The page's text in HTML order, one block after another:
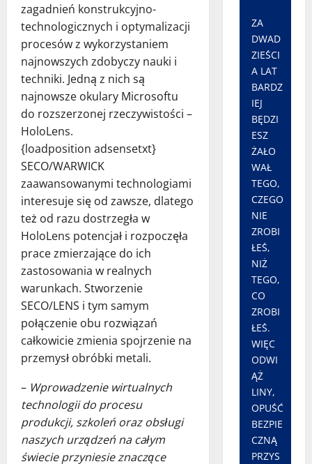
zagadnień konstrukcyjno-
technologicznych i optymalizacji
procesów z wykorzystaniem
najnowszych zdobyczy nauki i
techniki. Jedną z nich są
najnowsze okulary Microsoftu
do rozszerzonej rzeczywistości –
HoloLens.
{loadposition adsensetxt}
SECO/WARWICK
zaawansowanymi technologiami
interesuje się od zawsze, dlatego
też od razu dostrzegła w
HoloLens potencjał i rozpoczęła
prace zmierzające do ich
zastosowania w realnych
warunkach. Stworzenie
SECO/LENS i tym samym
połączenie obu rozwiązań
całkowicie zmienia spojrzenie na
przemysł obróbki metali.
– Wprowadzenie wirtualnych
technologii do procesu
produkcji, szkoleń oraz obsługi
naszych urządzeń na całym
świecie przyniesie znaczące
ZA
DWAD
ZIEŚCI
A LAT
BARDZ
IEJ
BĘDZI
ESZ
ŻAŁO
WAŁ
TEGO,
CZEGO
NIE
ZROBI
ŁEŚ,
NIŻ
TEGO,
CO
ZROBI
ŁEŚ.
WIĘC
ODWI
ĄŻ
LINY,
OPUŚĆ
BEZPIE
CZNĄ
PRZYS